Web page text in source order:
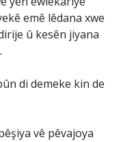
emê lêdana xwe
û kesên jiyana
di demeke kin de
vê pêvajoya